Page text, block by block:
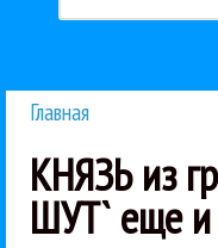
Форма
Главная
КНЯЗЬ из
ШУТ` еще и